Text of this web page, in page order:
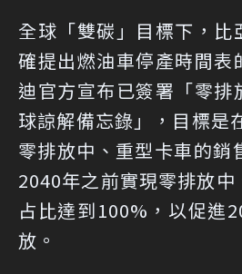
全球「雙碳」目標下，比
確提出燃油車停產時間表
迪官方宣布已簽署「零排
球諒解備忘錄」，目標是
零排放中、重型卡車的銷
2040年之前實現零排放中
占比達到100%，以促進
放。